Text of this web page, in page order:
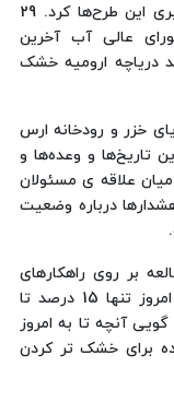
طرح ارائه شده، وزیر نیرو را موظف به پیگیری این طرح‌ها کرد. 29
عالی آب آخرین
می‌کند و می‌گوید:”70 درصد دریاچه ارومیه خشک
خزر و رودخانه ارس
تاریخ‌ها و وعده‌ها و
میان علاقه ی مسئولان
از اولین هشدارها درباره وضعیت
بر روی راهکارهای
نجات است و هیچ کاری انجام نشده است. امروز تنها 15 درصد تا
آنچه تا به امروز
برای خشک تر کردن